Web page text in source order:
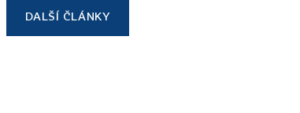
DALŠÍ ČLÁNKY